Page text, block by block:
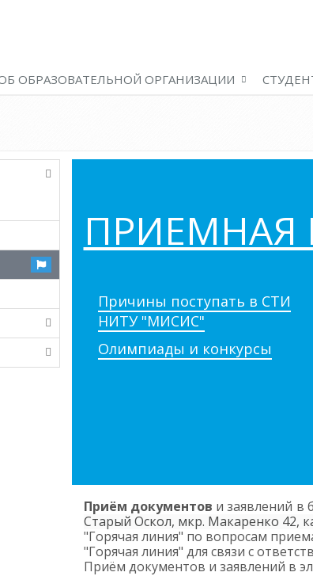
ОБРАЗОВАТЕЛЬНОЙ ОРГАНИЗАЦИИ
ПРИЕМНАЯ
Причины поступать в СТИ
НИТУ "МИСИС"
Олимпиады и конкурсы
Приём документов и заявлений в
Старый Оскол, мкр. Макаренко 42,
"Горячая линия" по вопросам
"Горячая линия" для связи с
Приём документов и заявлений в